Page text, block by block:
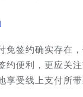
免签约确实存在
约便利，更应关
享受线上支付所带